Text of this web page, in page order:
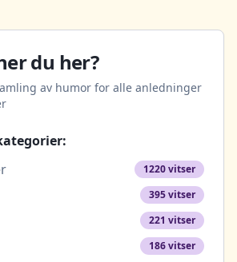
du her?
av humor for alle anledninger
1220vitser
395vitser
221 vitser
186vitser